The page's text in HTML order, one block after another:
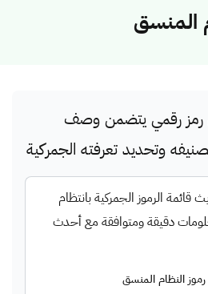
المنسق
رمز رقمي يتضمن وصف
وتحديد تعرفته الجمركية
الرموز الجمركية بانتظام
دقيقة ومتوافقة مع أحدث
النظام المنسق